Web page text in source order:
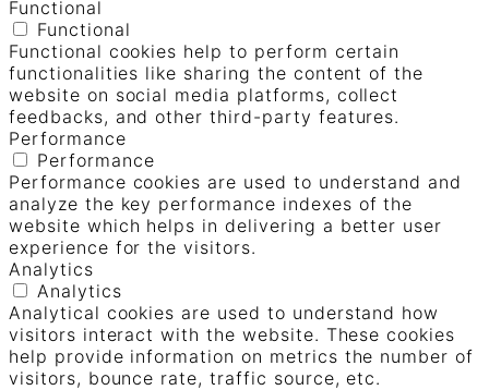
Functional
Functional
Functional cookies help to perform certain
functionalities like sharing the content of the
website on social media platforms, collect
feedbacks, and other third-party features.
Performance
Performance
Performance cookies are used to understand and
analyze the key performance indexes of the
website which helps in delivering a better user
experience for the visitors.
Analytics
Analytics
Analytical cookies are used to understand how
visitors interact with the website. These cookies
help provide information on metrics the number of
visitors, bounce rate, traffic source, etc.